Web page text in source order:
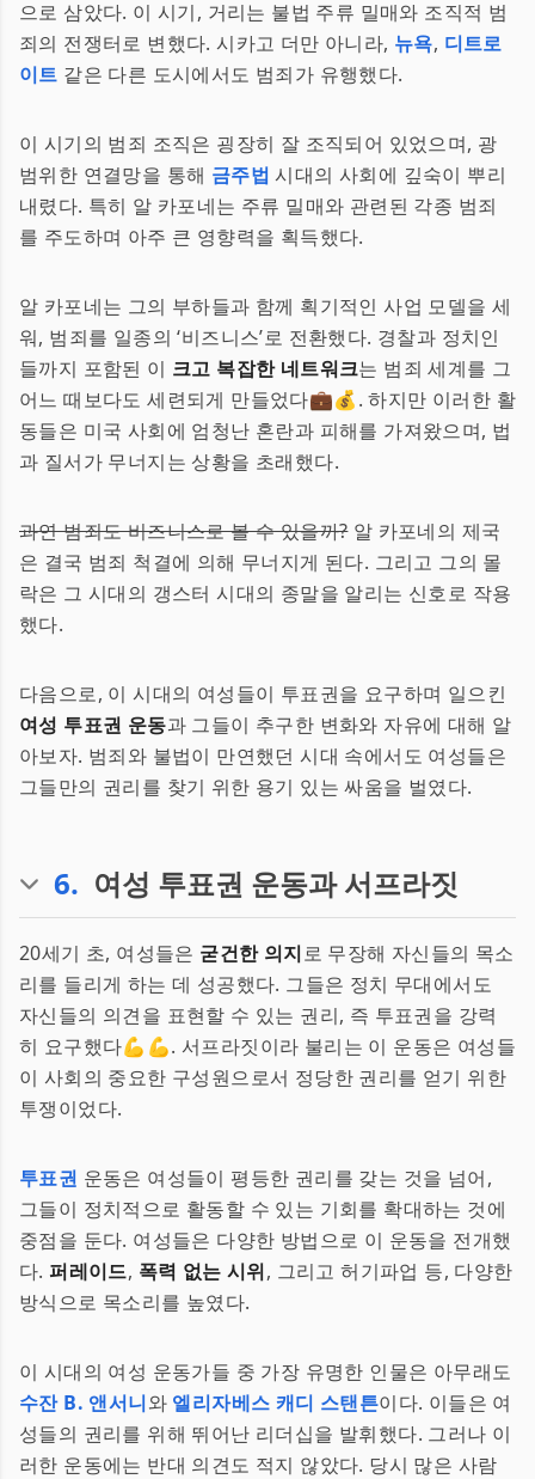
으로 삼았다. 이 시기, 거리는 불법 주류 밀매와 조직적 범
죄의 전쟁터로 변했다. 시카고 더만 아니라, 뉴욕, 디트로
이트 같은 다른 도시에서도 범죄가 유행했다.
이 시기의 범죄 조직은 굉장히 잘 조직되어 있었으며, 광
범위한 연결망을 통해 금주법 시대의 사회에 깊숙이 뿌리
내렸다. 특히 알 카포네는 주류 밀매와 관련된 각종 범죄
를 주도하며 아주 큰 영향력을 획득했다.
알 카포네는 그의 부하들과 함께 획기적인 사업 모델을 세
워, 범죄를 일종의 ‘비즈니스’로 전환했다. 경찰과 정치인
들까지 포함된 이 크고 복잡한 네트워크는 범죄 세계를 그
어느 때보다도 세련되게 만들었다💼💰. 하지만 이러한 활
동들은 미국 사회에 엄청난 혼란과 피해를 가져왔으며, 법
과 질서가 무너지는 상황을 초래했다.
과연 범죄도 비즈니스로 볼 수 있을까?알 카포네의 제국
은 결국 범죄 척결에 의해 무너지게 된다. 그리고 그의 몰
락은 그 시대의 갱스터 시대의 종말을 알리는 신호로 작용
했다.
다음으로, 이 시대의 여성들이 투표권을 요구하며 일으킨
여성 투표권 운동과 그들이 추구한 변화와 자유에 대해 알
아보자. 범죄와 불법이 만연했던 시대 속에서도 여성들은
그들만의 권리를 찾기 위한 용기 있는 싸움을 벌였다.
6. 여성 투표권 운동과 서프라짓
20세기 초, 여성들은 굳건한 의지로 무장해 자신들의 목소
리를 들리게 하는 데 성공했다. 그들은 정치 무대에서도
자신들의 의견을 표현할 수 있는 권리, 즉 투표권을 강력
히 요구했다💪💪. 서프라짓이라 불리는 이 운동은 여성들
이 사회의 중요한 구성원으로서 정당한 권리를 얻기 위한
투쟁이었다.
투표권 운동은 여성들이 평등한 권리를 갖는 것을 넘어,
그들이 정치적으로 활동할 수 있는 기회를 확대하는 것에
중점을 둔다. 여성들은 다양한 방법으로 이 운동을 전개했
다.퍼레이드, 폭력 없는 시위, 그리고 허기파업 등, 다양한
방식으로 목소리를 높였다.
이 시대의 여성 운동가들 중 가장 유명한 인물은 아무래도
수잔 B. 앤서니와 엘리자베스 캐디 스탠튼이다. 이들은 여
성들의 권리를 위해 뛰어난 리더십을 발휘했다. 그러나 이
러한 운동에는 반대 의견도 적지 않았다. 당시 많은 사람